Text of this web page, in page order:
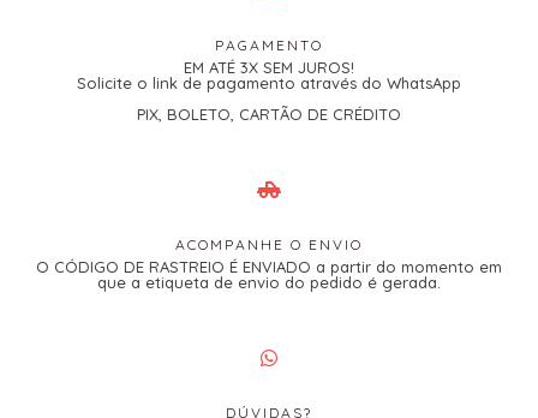
PAGAMENTO
EM ATÉ 3X SEM JUROS!
Solicite o link de pagamento através do WhatsApp
PIX, BOLETO, CARTÃO DE CRÉDITO
ACOMPANHE O ENVIO
O CÓDIGO DE RASTREIO É ENVIADO a partir do momento em
que a etiqueta de envio do pedido é gerada.
DÚVIDAS?